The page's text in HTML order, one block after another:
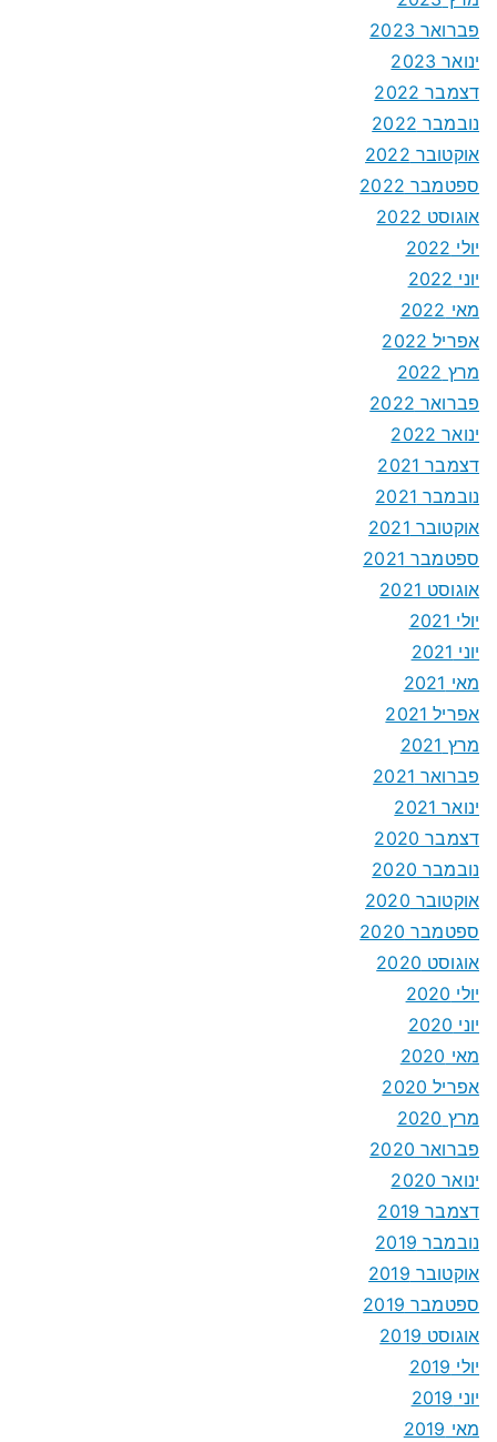
פברואר 2023
ינואר 2023
דצמבר 2022
נובמבר 2022
אוקטובר 2022
ספטמבר 2022
אוגוסט 2022
יולי 2022
יוני 2022
מאי 2022
אפריל 2022
מרץ 2022
פברואר 2022
ינואר 2022
דצמבר 2021
נובמבר 2021
אוקטובר 2021
ספטמבר 2021
אוגוסט 2021
יולי 2021
יוני 2021
מאי 2021
אפריל 2021
מרץ 2021
פברואר 2021
ינואר 2021
דצמבר 2020
נובמבר 2020
אוקטובר 2020
ספטמבר 2020
אוגוסט 2020
יולי 2020
יוני 2020
מאי 2020
אפריל 2020
מרץ 2020
פברואר 2020
ינואר 2020
דצמבר 2019
נובמבר 2019
אוקטובר 2019
ספטמבר 2019
אוגוסט 2019
יולי 2019
יוני 2019
מאי 2019